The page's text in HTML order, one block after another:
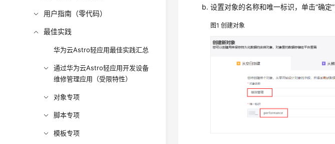
用户指南（零代码）
最佳实践
华为云Astro轻应用最佳实践汇总
通过华为云Astro轻应用开发设备
维修管理应用（受限特性）
对象专项
脚本专项
模板专项
设置对象的名称和唯一标识，单击“确定”
图1创建对象